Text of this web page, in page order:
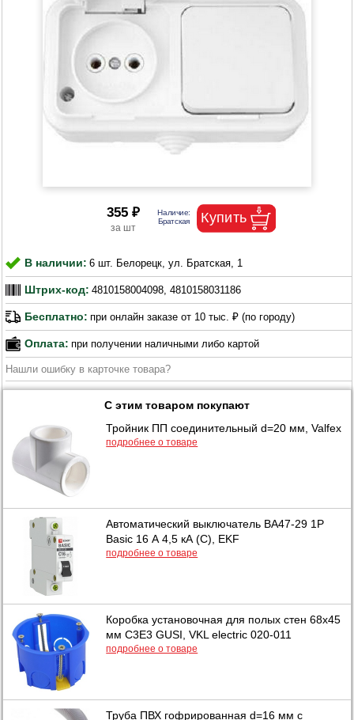
355 ₽
В наличии: 6 шт. Белорецк, ул. Братская, 1
Штрих-код: 4810158004098, 4810158031186
Бесплатно: при онлайн заказе от 10 тыс. ₽ (по городу)
Оплата: при получении наличными либо картой
Нашли ошибку в карточке товара?
С этим товаром покупают
Тройник ПП соединительный d=20 мм, Valfex
подробнее о товаре
Автоматический выключатель ВА47-29 1Р
Basic 16 А 4,5 кА (С), EKF
подробнее о товаре
Коробка установочная для полых стен 68х45
мм С3E3 GUSI, VKL electric 020-011
подробнее о товаре
Труба ПВХ гофрированная d=16 мм с